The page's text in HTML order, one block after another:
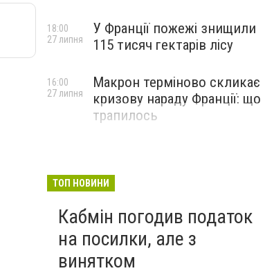
У Франції пожежі знищили
115 тисяч гектарів лісу
18:00
27 липня
Макрон терміново скликає
кризову нараду Франції: що
трапилось
16:00
27 липня
ТОП НОВИНИ
Кабмін погодив податок
на посилки, але з
винятком